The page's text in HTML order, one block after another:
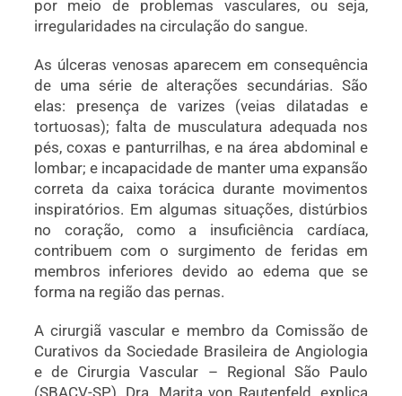
por meio de problemas vasculares, ou seja,
irregularidades na circulação do sangue.
As úlceras venosas aparecem em consequência
de uma série de alterações secundárias. São
elas: presença de varizes (veias dilatadas e
tortuosas); falta de musculatura adequada nos
pés, coxas e panturrilhas, e na área abdominal e
lombar; e incapacidade de manter uma expansão
correta da caixa torácica durante movimentos
inspiratórios. Em algumas situações, distúrbios
no coração, como a insuficiência cardíaca,
contribuem com o surgimento de feridas em
membros inferiores devido ao edema que se
forma na região das pernas.
A cirurgiã vascular e membro da Comissão de
Curativos da Sociedade Brasileira de Angiologia
e de Cirurgia Vascular – Regional São Paulo
(SBACV-SP), Dra. Marita von Rautenfeld, explica